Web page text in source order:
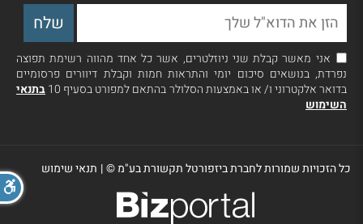
אני מאשר קבלת שני ניוזלטרים, אשר כל אחד מהווה רשימת תפוצה
נפרדת, בנושאים סיכום יומי והתראות חמות וקבלת דיוורים פרסומיים
בדואר אלקטרוני ו/ או באמצעות הסלולר בהתאם למפורט בסעיף 10
בתנאי
השימוש
כל הזכויות שמורות לחברת ביזפורטל תקשורת בע"מ ©| תנאי שימוש